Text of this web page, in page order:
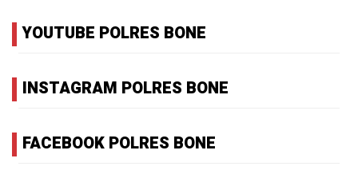
YOUTUBE POLRES BONE
INSTAGRAM POLRES BONE
FACEBOOK POLRES BONE